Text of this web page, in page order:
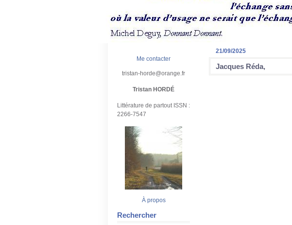
Me contacter
tristan-horde@orange.fr
Tristan HORDÉ
Littérature de partout ISSN :
2266-7547
À propos
Rechercher
21/09/2025
Jacques Réda,